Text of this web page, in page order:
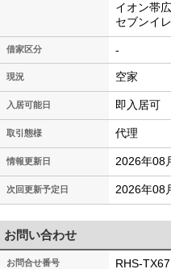
イオン帯
セブンイ
借家区分 -
現況 空家
入居可能日 即入居可
取引態様 代理
情報更新日 2026年08
次回更新予定日 2026年08
お問い合わせ
お問合せ番号 RHS-